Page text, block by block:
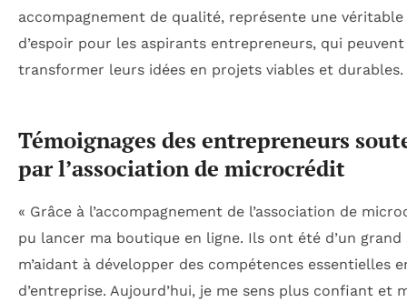
accompagnement de qualité, représente une
d’espoir pour les aspirants entrepreneurs, qui
transformer leurs idées en projets viables et durables.
Témoignages des entrepreneurs
par l’association de microcrédit
« Grâce à l’accompagnement de l’association de
pu lancer ma boutique en ligne. Ils ont été d’un grand
m’aidant à développer des compétences essentielles
d’entreprise. Aujourd’hui, je me sens plus confiant et